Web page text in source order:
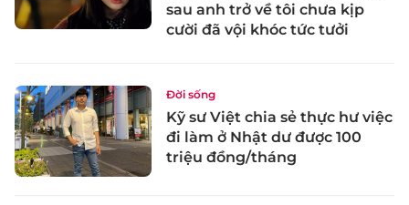
sau anh trở về tôi chưa kịp
cười đã vội khóc tức tưởi
Đời sống
Kỹ sư Việt chia sẻ thực hư việc
đi làm ở Nhật dư được 100
triệu đồng/tháng